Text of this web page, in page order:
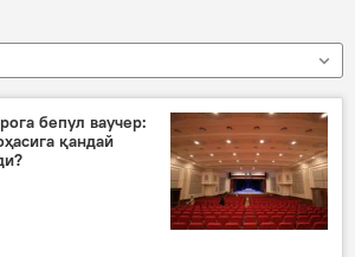
бепул ваучер:
қандай